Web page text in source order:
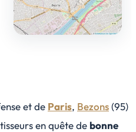
et de Paris, Bezons(95)
en quête de bonne